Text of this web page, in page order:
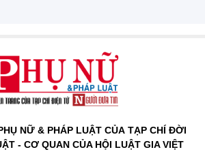
NỮ & PHÁP LUẬT CỦA TẠP CHÍ ĐỜI
- CƠ QUAN CỦA HỘI LUẬT GIA VIỆT